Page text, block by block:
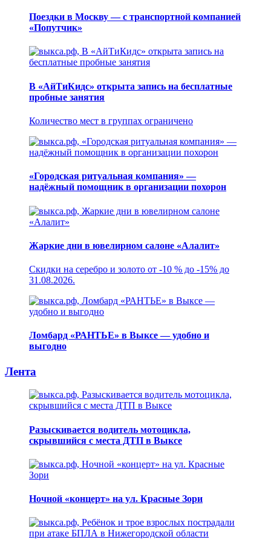
Поездки в Москву — с транспортной компанией
«Попутчик»
В «АйТиКидс» открыта запись на бесплатные
пробные занятия
Количество мест в группах ограничено
«Городская ритуальная компания» —
надёжный помощник в организации похорон
Жаркие дни в ювелирном салоне «Алалит»
Скидки на серебро и золото от -10 % до -15% до
31.08.2026.
Ломбард «РАНТЬЕ» в Выксе — удобно и
выгодно
Лента
Разыскивается водитель мотоцикла,
скрывшийся с места ДТП в Выксе
Ночной «концерт» на ул. Красные Зори